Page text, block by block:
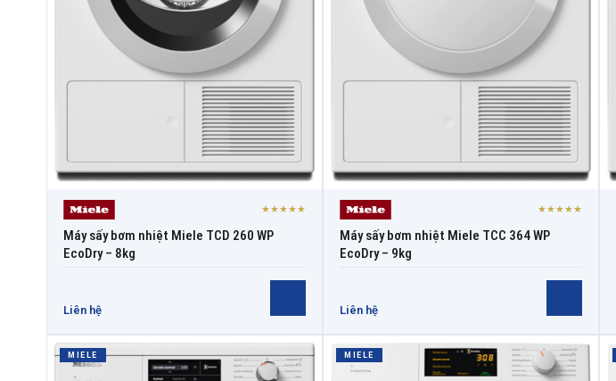
★★★★★
Máy sấy bơm nhiệt Miele TCD 260 WP
EcoDry – 8kg
Liên hệ
★★★★★
Máy sấy bơm nhiệt Miele TCC 364 WP
EcoDry – 9kg
Liên hệ
MIELE MIELE